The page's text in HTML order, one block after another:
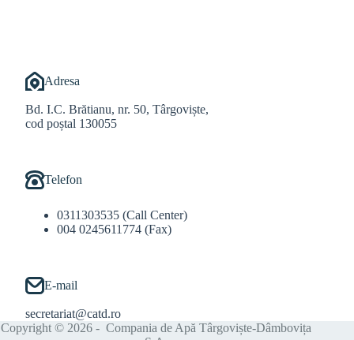
Adresa
Bd. I.C. Brătianu, nr. 50, Târgoviște,
cod poștal 130055
Telefon
0311303535 (Call Center)
004 0245611774 (Fax)
E-mail
secretariat@catd.ro
Copyright © 2026 - Compania de Apă Târgoviște-Dâmbovița